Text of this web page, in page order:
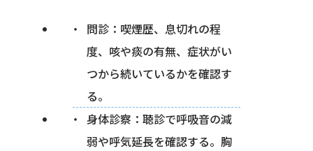
問診：喫煙歴、息切れの程
度、咳や痰の有無、症状がい
つから続いているかを確認す
る。
身体診察：聴診で呼吸音の減
弱や呼気延長を確認する。胸